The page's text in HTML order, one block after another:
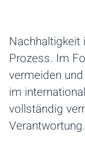
Nachhaltigkeit
Prozess. Im
vermeiden
im
vollständig
Verantwortung.